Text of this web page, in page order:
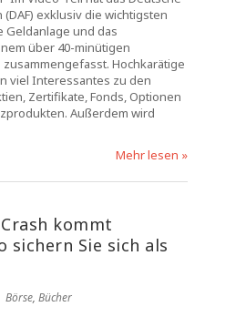
exklusiv die wichtigsten
Geldanlage und das
über 40-minütigen
Hochkarätige
viel Interessantes zu den
Zertifikate, Fonds, Optionen
Außerdem wird
Mehr lesen »
kommt
sichern Sie sich als
Börse, Bücher